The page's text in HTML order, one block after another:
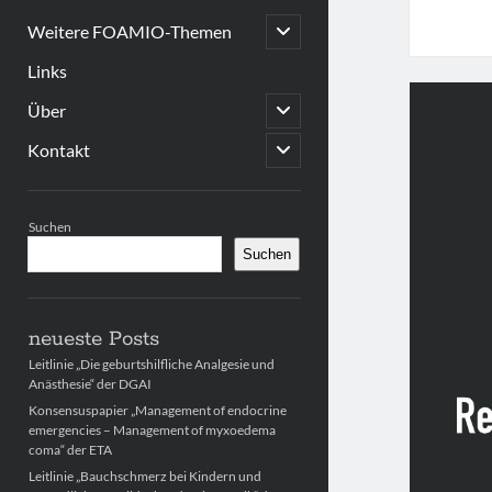
Weitere FOAMIO-Themen
open
child
Links
Über
open
child
menu
Kontakt
open
child
Suchen
Suchen
neueste Posts
Leitlinie „Die geburtshilfliche Analgesie und
Anästhesie“ der DGAI
Konsensuspapier „Management of endocrine
emergencies – Management of myxoedema
coma“ der ETA
Leitlinie „Bauchschmerz bei Kindern und